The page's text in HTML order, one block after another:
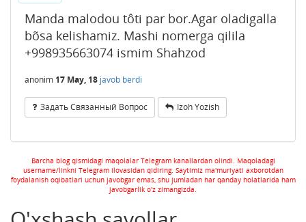
Manda malodou tôti par bor.Agar oladigalla
bõsa kelishamiz. Mashi nomerga qilila
+998935663074 ismim Shahzod
anonim 17 May, 18 javob berdi
Задать Связанный Вопрос Izoh Yozish
Barcha blog qismidagi maqolalar Telegram kanallardan olindi. Maqoladagi
username/linkni Telegram ilovasidan qidiring. Saytimiz ma'muriyati axborotdan
foydalanish oqibatlari uchun javobgar emas, shu jumladan har qanday holatlarida ham
javobgarlik o'z zimangizda.